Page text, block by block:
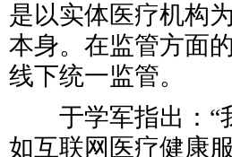
是以实体医疗机构
本身。在监管方面
线下统一监管。
于学军指出：“
如互联网医疗健康